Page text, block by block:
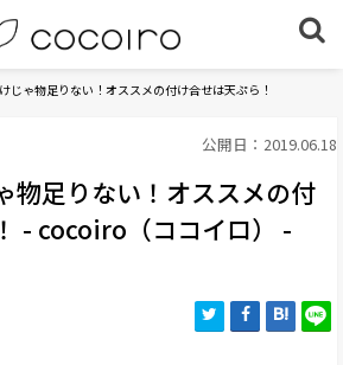
じゃ物足りない！オススメの付け合せは天ぷら！
公開日：2019.06.18
物足りない！オススメの付
- cocoiro（ココイロ） -